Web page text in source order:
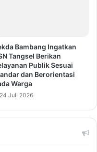
Bambang Ingatkan
Tangsel Berikan
Publik Sesuai
dan Berorientasi
Warga
24 Juli 2026